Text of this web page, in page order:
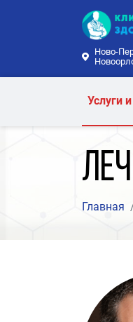
Ново-
Услуги
Главная